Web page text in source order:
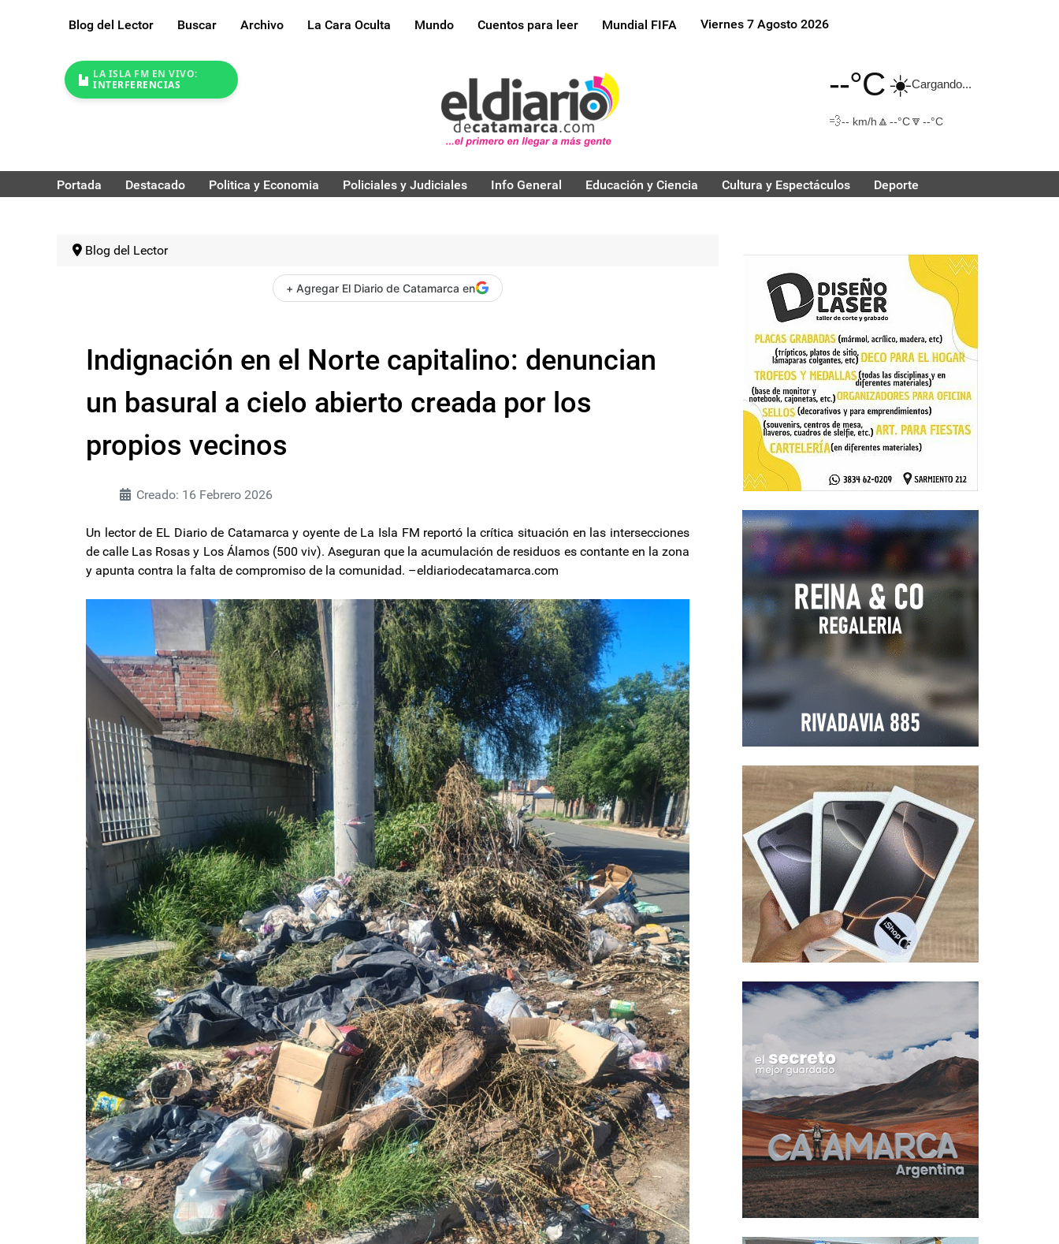
Blog del Lector Buscar Archivo La Cara Oculta Mundo Cuentos para leer Mundial FIFA Viernes 7 Agosto 2026
LA ISLA FM EN VIVO:
INTERFERENCIAS
--°C☀️Cargando...
💨-- km/h 🔼 --°C🔽 --°C
Portada Destacado Politica y Economia Policiales y Judiciales Info General Educación y Ciencia Cultura y Espectáculos Deporte
Blog del Lector
+ Agregar El Diario de Catamarca en
Indignación en el Norte capitalino: denuncian
un basural a cielo abierto creada por los
propios vecinos
Creado: 16 Febrero 2026
Un lector de EL Diario de Catamarca y oyente de La Isla FM reportó la crítica situación en las intersecciones
de calle Las Rosas y Los Álamos (500 viv). Aseguran que la acumulación de residuos es contante en la zona
y apunta contra la falta de compromiso de la comunidad. –eldiariodecatamarca.com